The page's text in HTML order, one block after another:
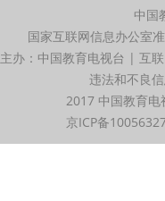
中国
国家互联网信息办公室
主办：中国教育电视台 | 互
违法和不良
2017 中国教育
京ICP备